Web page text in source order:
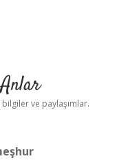
ve paylaşımlar.